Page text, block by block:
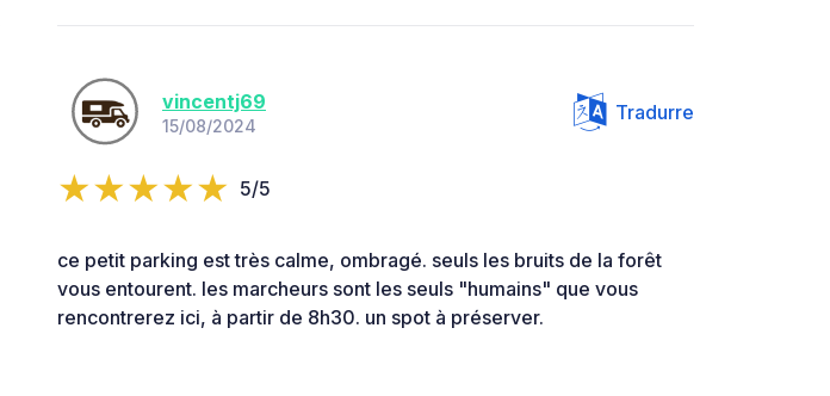
vincentj69
15/08/2024
Tradurre
5/5
ce petit parking est très calme, ombragé. seuls les bruits de la forêt
vous entourent. les marcheurs sont les seuls "humains" que vous
rencontrerez ici, à partir de 8h30. un spot à préserver.